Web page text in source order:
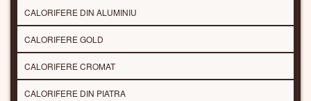
CALORIFERE DIN ALUMINIU
CALORIFERE GOLD
CALORIFERE CROMAT
CALORIFERE DIN PIATRA